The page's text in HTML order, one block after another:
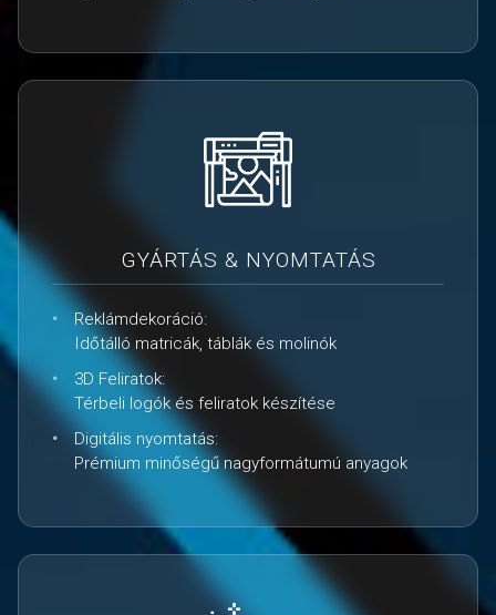
GYÁRTÁS & NYOMTATÁS
Reklámdekoráció:
Időtálló matricák, táblák és molinók
3D Feliratok:
Térbeli logók és feliratok készítése
Digitális nyomtatás:
Prémium minőségű nagyformátumú anyagok